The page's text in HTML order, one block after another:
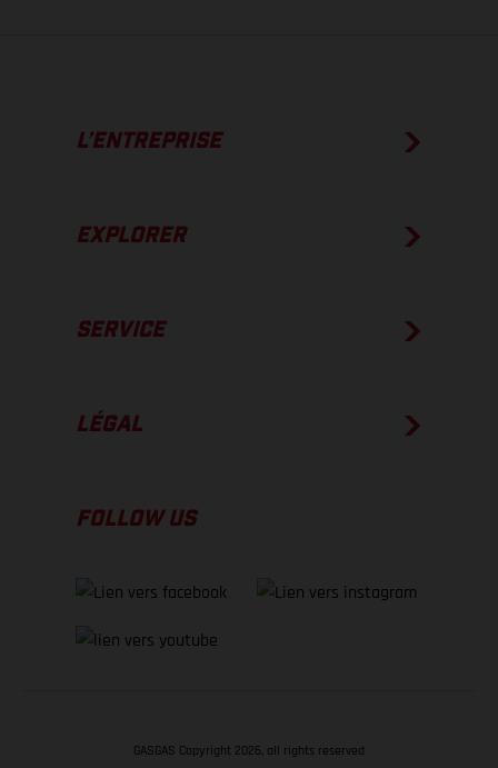
L’ENTREPRISE
EXPLORER
SERVICE
LÉGAL
FOLLOW US
GASGAS Copyright 2026, all rights reserved